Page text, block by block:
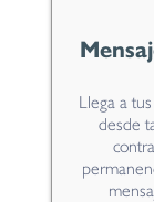
Llega a
desde